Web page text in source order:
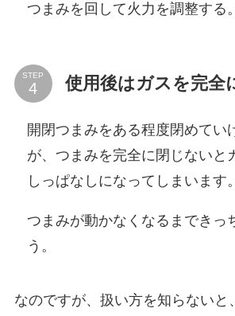
つまみを回して火力を調整する。
STEP 使用後はガスを完全
開閉つまみをある程度閉めてい
が、つまみを完全に閉じないと
しっぱなしになってしまいます。
つまみが動かなくなるまできっ
う。
なのですが、扱い方を知らないと